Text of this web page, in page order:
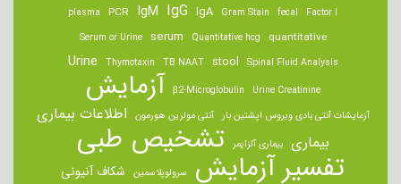
Factor I
fecal
Gram Stain
IgA
IgG
IgM
PCR
plasma
quantitative
Quantitative hcg
serum
Serum or Urine
Spinal Fluid Analysis
stool
TB NAAT
Thymotaxin
Urine
Urine Creatinine
β2-Microglobulin آزمایش
آزمایشات آنتی بادی ویروس اپشتین بار آنتی مولرین هورمون اطلاعات بیماری
بیماری بیماری آلزایمر تشخیص طبی
تفسیر آزمایش سرولوپلاسمین شکاف آنیونی